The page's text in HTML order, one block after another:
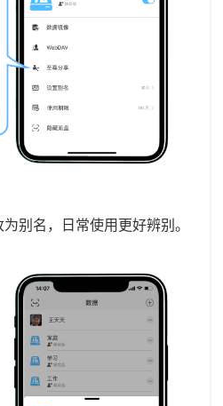
名，日常使用更好辨别。